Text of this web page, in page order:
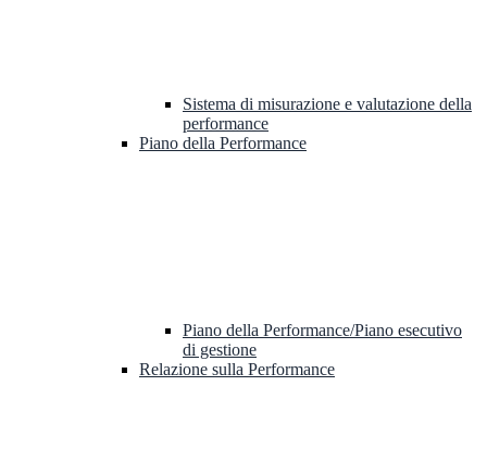
Sistema di misurazione e valutazione della
performance
Piano della Performance
Piano della Performance/Piano esecutivo
di gestione
Relazione sulla Performance